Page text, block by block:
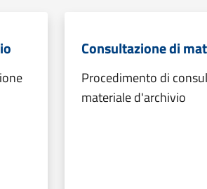
Consultazione di
Procedimento di
materiale d'archivio